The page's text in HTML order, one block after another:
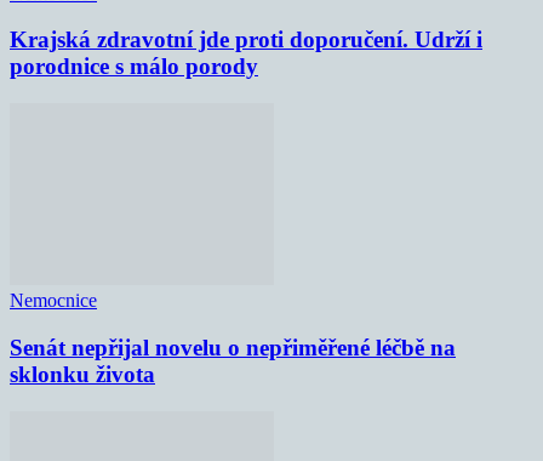
Krajská zdravotní jde proti doporučení. Udrží i
porodnice s málo porody
Nemocnice
Senát nepřijal novelu o nepřiměřené léčbě na
sklonku života